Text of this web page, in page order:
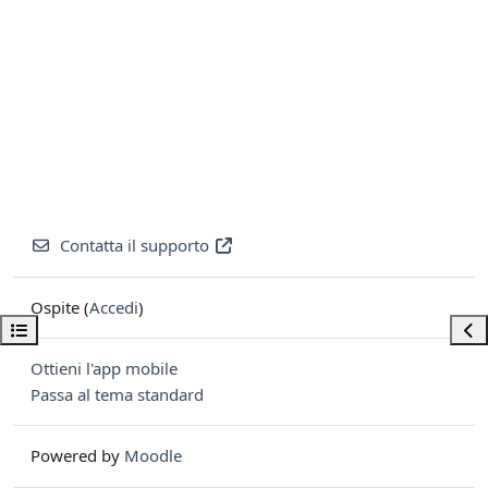
Apri indice del corso
Contatta il supporto
Ospite (Accedi)
Ottieni l'app mobile
Passa al tema standard
Powered by Moodle